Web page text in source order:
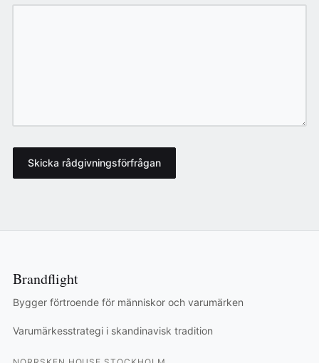
Skicka rådgivningsförfrågan
Brandflight
Bygger förtroende för människor och varumärken
Varumärkesstrategi i skandinavisk tradition